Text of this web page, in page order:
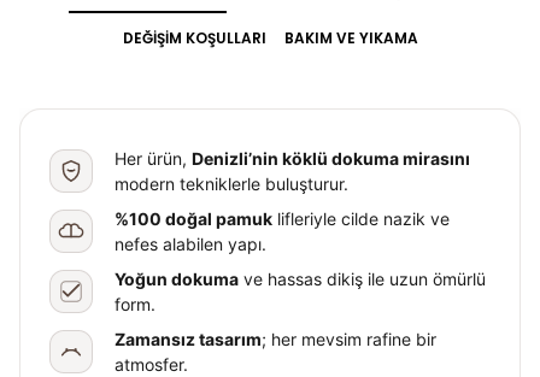
DEĞİŞİM KOŞULLARI BAKIM VE YIKAMA
Her ürün, Denizli’nin köklü dokuma mirasını
modern tekniklerle buluşturur.
%100 doğal pamuk lifleriyle cilde nazik ve
nefes alabilen yapı.
Yoğun dokuma ve hassas dikiş ile uzun ömürlü
form.
Zamansız tasarım; her mevsim rafine bir
atmosfer.